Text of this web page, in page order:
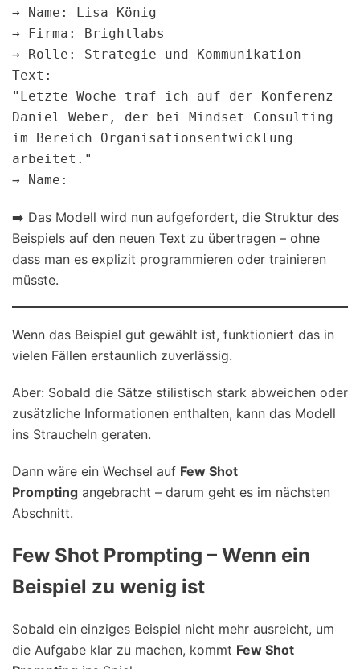
→ Name: Lisa König
→ Firma: Brightlabs
→ Rolle: Strategie und Kommunikation
Text:
"Letzte Woche traf ich auf der Konferenz
Daniel Weber, der bei Mindset Consulting
im Bereich Organisationsentwicklung
arbeitet."
➡️ Das Modell wird nun aufgefordert, die Struktur des
Beispiels auf den neuen Text zu übertragen – ohne
dass man es explizit programmieren oder trainieren
müsste.
Wenn das Beispiel gut gewählt ist, funktioniert das in
vielen Fällen erstaunlich zuverlässig.
Aber: Sobald die Sätze stilistisch stark abweichen oder
zusätzliche Informationen enthalten, kann das Modell
ins Straucheln geraten.
Dann wäre ein Wechsel auf Few Shot
Prompting angebracht – darum geht es im nächsten
Abschnitt.
Few Shot Prompting – Wenn ein
Beispiel zu wenig ist
Sobald ein einziges Beispiel nicht mehr ausreicht, um
die Aufgabe klar zu machen, kommt Few Shot